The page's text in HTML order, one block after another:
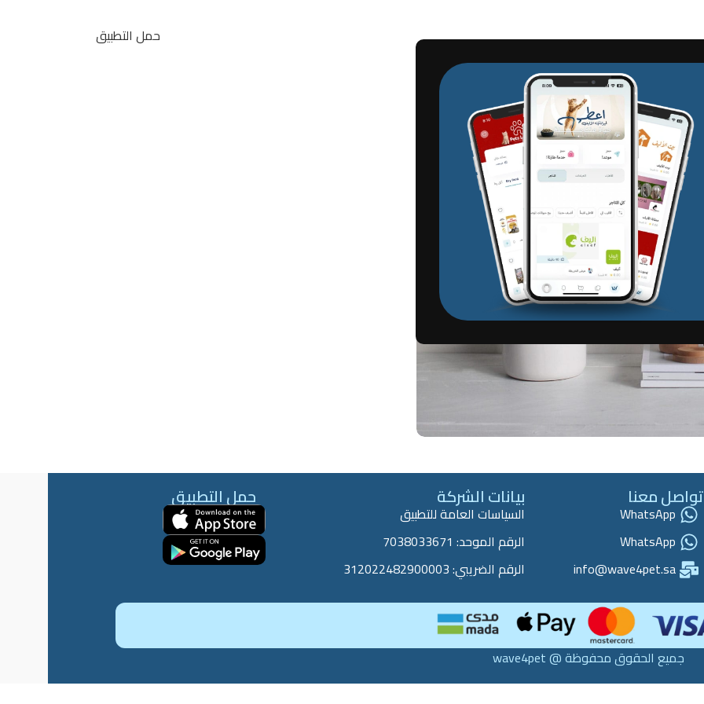
حمل التطبيق
ACCESSORIES
DECOR
FURNITURE
KITCHEN
LIGHTING
Accessories
Potenti parturientتواصل معنا
WhatsApp
WhatsApp
info@wave4pet.sa
بيانات الشركة
السياسات العامة للتطبيق
الرقم الموحد: 7038033671
الرقم الضريبي: 312022482900003
حمل التطبيق
جميع الحقوق محفوظة @ wave4pet